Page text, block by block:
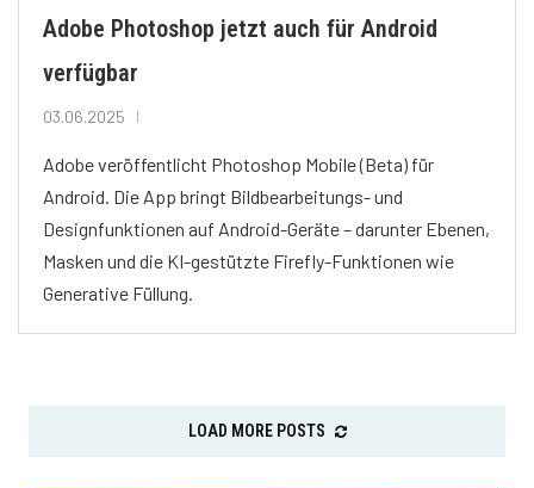
Adobe Photoshop jetzt auch für Android
verfügbar
03.06.2025
Adobe veröffentlicht Photoshop Mobile (Beta) für
Android. Die App bringt Bildbearbeitungs- und
Designfunktionen auf Android-Geräte – darunter Ebenen,
Masken und die KI-gestützte Firefly-Funktionen wie
Generative Füllung.
LOAD MORE POSTS